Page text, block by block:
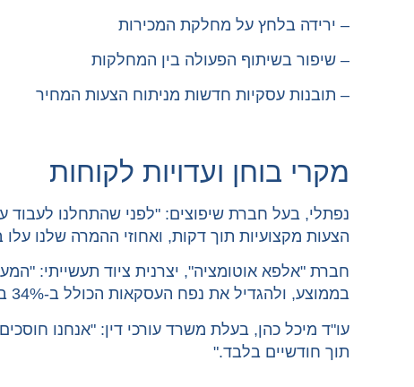
– ירידה בלחץ על מחלקת המכירות
– שיפור בשיתוף הפעולה בין המחלקות
– תובנות עסקיות חדשות מניתוח הצעות המחיר
מקרי בוחן ועדויות לקוחות
הצעות מקצועיות תוך דקות, ואחוזי ההמרה שלנו עלו ב-
בממוצע, ולהגדיל את נפח העסקאות הכולל ב-34% בשנה אחת."
תוך חודשיים בלבד."